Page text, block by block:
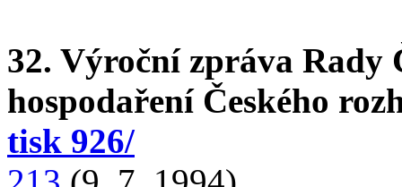
32. Výroční zpráva Rady
hospodaření Českého
tisk 926/